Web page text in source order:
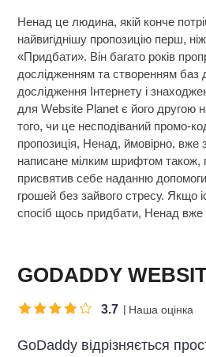
Ненад це людина, якій конче
найвигіднішу пропозицію перш,
«Придбати». Він багато років
дослідженням та створенням баз
дослідження Інтернету і
для Website Planet є його другою
того, чи це несподіваний промо-
пропозиція, Ненад, ймовірно, вже
написане мілким шрифтом також,
присвятив себе наданню
грошей без зайвого стресу. Якщо
спосіб щось придбати, Ненад вже
GODADDY
3.7 Наша оцінка
GoDaddy відрізняється